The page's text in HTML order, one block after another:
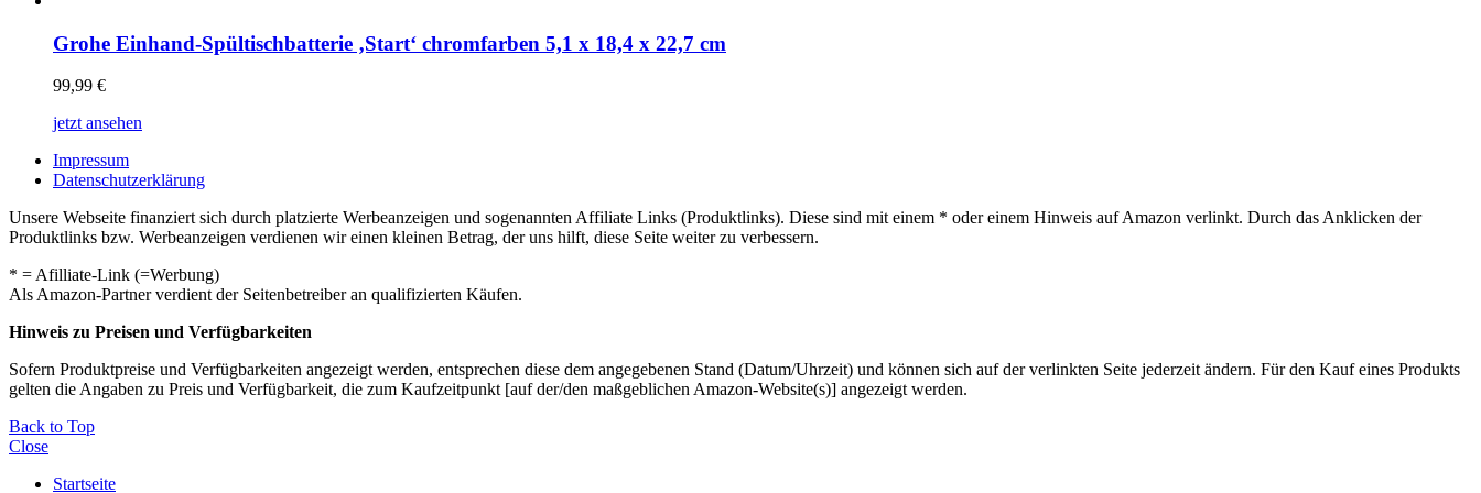
Grohe Einhand-Spültischbatterie ‚Start‘ chromfarben 5,1 x 18,4 x 22,7 cm
99,99 €
jetzt ansehen
Impressum
Datenschutzerklärung
Unsere Webseite finanziert sich durch platzierte Werbeanzeigen und sogenannten Affiliate Links (Produktlinks). Diese sind mit einem * oder einem Hinweis auf Amazon verlinkt. Durch das Anklicken der
Produktlinks bzw. Werbeanzeigen verdienen wir einen kleinen Betrag, der uns hilft, diese Seite weiter zu verbessern.
* = Afilliate-Link (=Werbung)
Als Amazon-Partner verdient der Seitenbetreiber an qualifizierten Käufen.
Hinweis zu Preisen und Verfügbarkeiten
Sofern Produktpreise und Verfügbarkeiten angezeigt werden, entsprechen diese dem angegebenen Stand (Datum/Uhrzeit) und können sich auf der verlinkten Seite jederzeit ändern. Für den Kauf eines Produkts
gelten die Angaben zu Preis und Verfügbarkeit, die zum Kaufzeitpunkt [auf der/den maßgeblichen Amazon-Website(s)] angezeigt werden.
Back to Top
Close
Startseite